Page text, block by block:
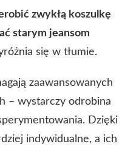
zwykłą koszulkę
starym jeansom
się w tłumie.
zaawansowanych
– wystarczy odrobina
Dzięki
indywidualne, a ich